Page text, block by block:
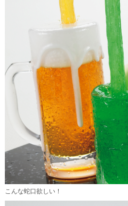
こんな蛇口欲しい！